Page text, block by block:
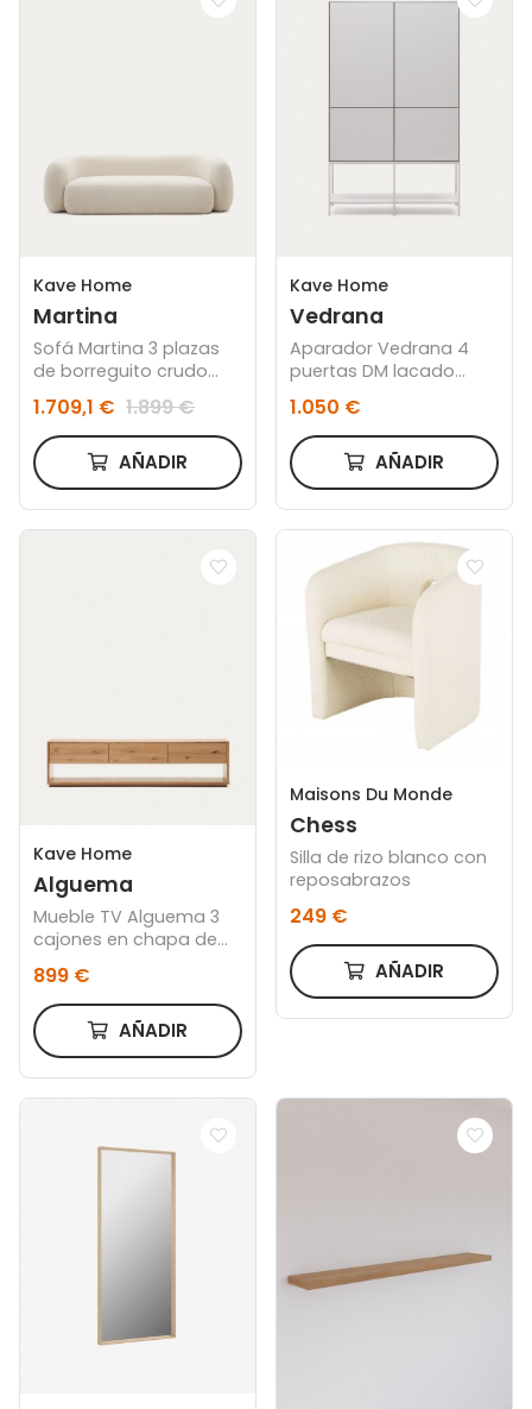
Kave Home
Martina
Sofá Martina 3 plazas
de borreguito crudo
1.709,1 € 1.899 €
AÑADIR
Kave Home
Vedrana
Aparador Vedrana 4
puertas DM lacado
1.050 €
AÑADIR
Kave Home
Alguema
Mueble TV Alguema 3
cajones en chapa de
natural 200 x 51 cm
899 €
AÑADIR
Maisons Du Monde
Chess
Silla de rizo blanco con
reposabrazos
249 €
AÑADIR